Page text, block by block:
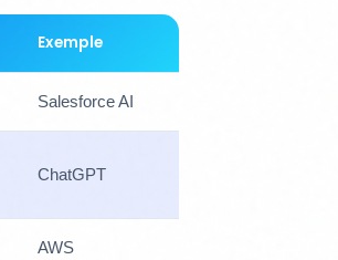
Exemple
Salesforce AI
ChatGPT
AWS